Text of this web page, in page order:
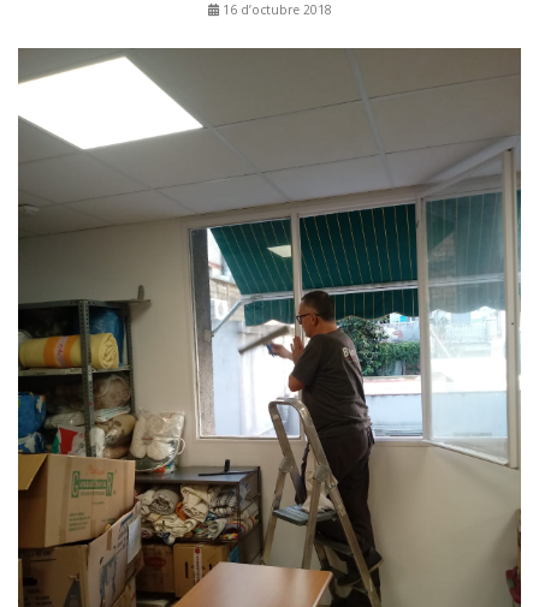
16 d’octubre 2018